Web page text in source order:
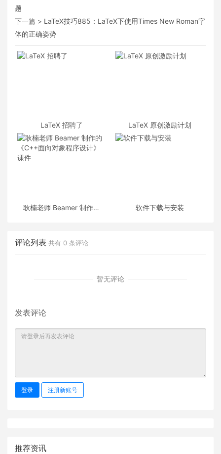
题
下一篇 > LaTeX技巧885：LaTeX下使用Times New Roman字
体的正确姿势
LaTeX 招聘了 LaTeX 原创激励计划
耿楠老师 Beamer 制作的
软件下载与安装
评论列表 共有 0 条评论
暂无评论
发表评论
登录 注册新账号
推荐资讯